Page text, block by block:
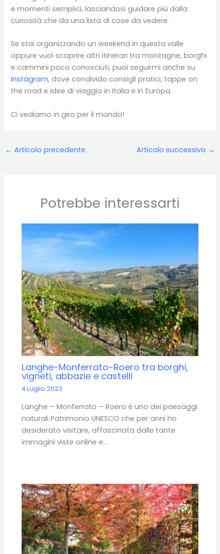
e momenti semplici, lasciandosi guidare più dalla
curiosità che da una lista di cose da vedere.
Se stai organizzando un weekend in questa valle
oppure vuoi scoprire altri itinerari tra montagne, borghi
e cammini poco conosciuti, puoi seguirmi anche su
Instagram, dove condivido consigli pratici, tappe on
the road e idee di viaggio in Italia e in Europa.
Ci vediamo in giro per il mondo!
← Articolo precedente Articolo successivo →
Potrebbe interessarti
Langhe-Monferrato-Roero tra borghi,
vigneti, abbazie e castelli
4 Luglio 2023
Langhe – Monferrato – Roero è uno dei paesaggi
naturali Patrimonio UNESCO che per anni ho
desiderato visitare, affascinata dalle tante
immagini viste online e…